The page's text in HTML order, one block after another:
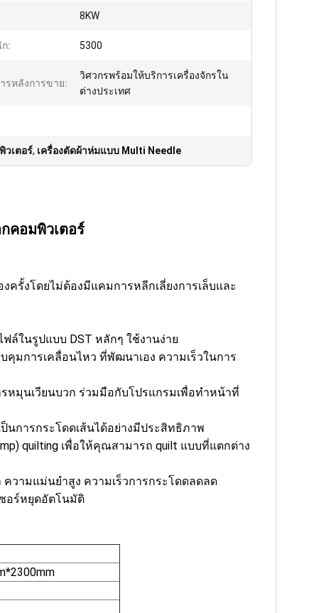
8KW
: 5300
รหลังการขาย:
วิศวกรพร้อมให้บริการเครื่องจักรใน
ต่างประเทศ
วเตอร์, เครื่องตัดผ้าห่มแบบ Multi Needle
คอมพิวเตอร์
รั้งโดยไม่ต้องมีแคมการหลีกเลี่ยงการเล็บและ
ฟล์ในรูปแบบ DST หลักๆ ใช้งานง่าย
มการเคลื่อนไหว ที่พัฒนาเอง ความเร็วในการ
หมุนเวียนบวก ร่วมมือกับโปรแกรมเพื่อทําหน้าที่
นการกระโดดเส้นได้อย่างมีประสิทธิภาพ
quilting เพื่อให้คุณสามารถ quilt แบบที่แตกต่าง
ความแม่นยําสูง ความเร็วการกระโดดลดลด
อร์หยุดอัตโนมัติ